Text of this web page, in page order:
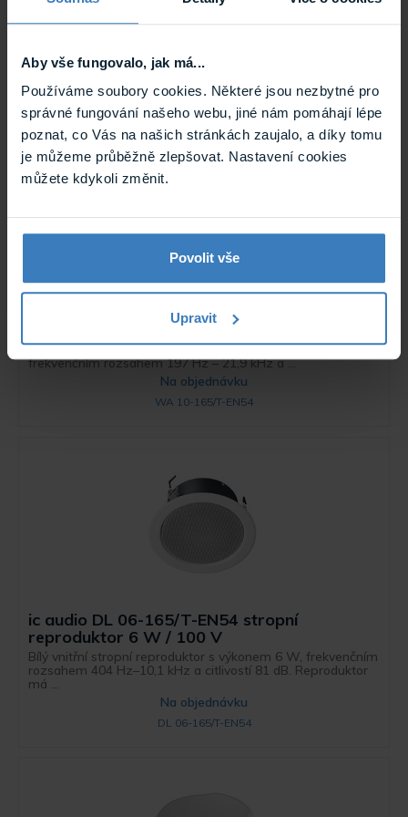
Aby vše fungovalo, jak má...
Používáme soubory cookies. Některé jsou nezbytné pro
správné fungování našeho webu, jiné nám pomáhají lépe
poznat, co Vás na našich stránkách zaujalo, a díky tomu
je můžeme průběžně zlepšovat. Nastavení cookies
můžete kdykoli změnit.
Povolit vše
Upravit
reproduktor
Bílý vnitřní redundantní stropní reproduktor o výkonu 2x 6
kHz a ...
DL-AB 06-200/T-EN54
ic audio WA 10-165/T-EN54 skříňkový
reproduktor 10 W / 100 V
Bílý vnitřní skříňový reproduktor s výkonem 10 W,
frekvenčním rozsahem 197 Hz – 21,9 kHz a ...
Na objednávku
WA 10-165/T-EN54
ic audio DL 06-165/T-EN54 stropní
reproduktor 6 W / 100 V
Bílý vnitřní stropní reproduktor s výkonem 6 W, frekvenčním
rozsahem 404 Hz–10,1 kHz a citlivostí 81 dB. Reproduktor
má ...
Na objednávku
DL 06-165/T-EN54